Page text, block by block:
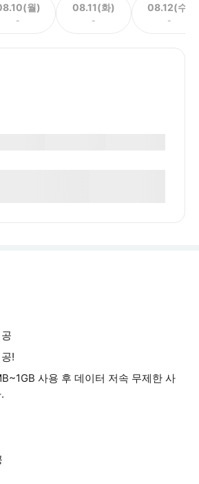
월)
-
08.11(화)
-
08.12(수)
-
!
사용 후 데이터 저속 무제한 사